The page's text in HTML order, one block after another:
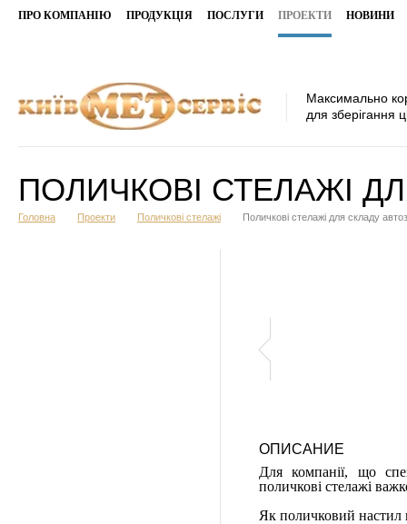
ПРО КОМПАНІЮ ПРОДУКЦІЯ ПОСЛУГИ ПРОЕКТИ НОВИНИ
Максимально
для зберігання
ПОЛИЧКОВІ СТЕЛАЖІ
Головна Проекти Поличкові стелажі Поличкові стелажі для складу
ОПИСАНИЕ
Для компанії, що
поличкові стелажі
Як поличковий